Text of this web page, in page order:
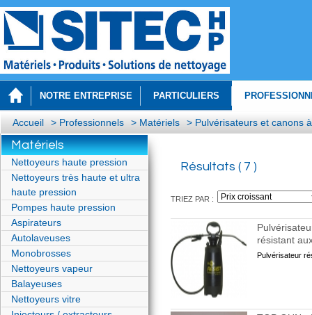
NOTRE ENTREPRISE PARTICULIERS
Accueil > Professionnels > Matériels > Pulvérisateurs et canons
Matériels
Nettoyeurs haute pression
Nettoyeurs très haute et ultra
haute pression
Pompes haute pression
Aspirateurs
Autolaveuses
Monobrosses
Nettoyeurs vapeur
Balayeuses
Nettoyeurs vitre
Résultats ( 7 )
TRIEZ PAR :
résistant
Pulvérisateur